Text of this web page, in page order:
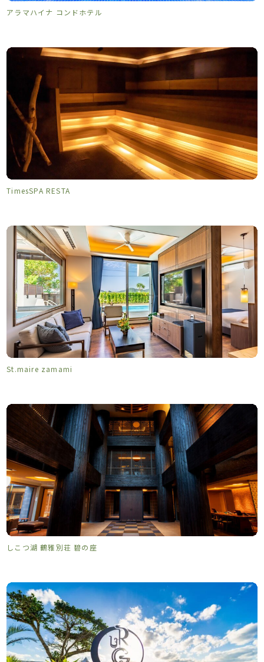
アラマハイナ コンドホテル
TimesSPA RESTA
St.maire zamami
しこつ湖 鶴雅別荘 碧の座